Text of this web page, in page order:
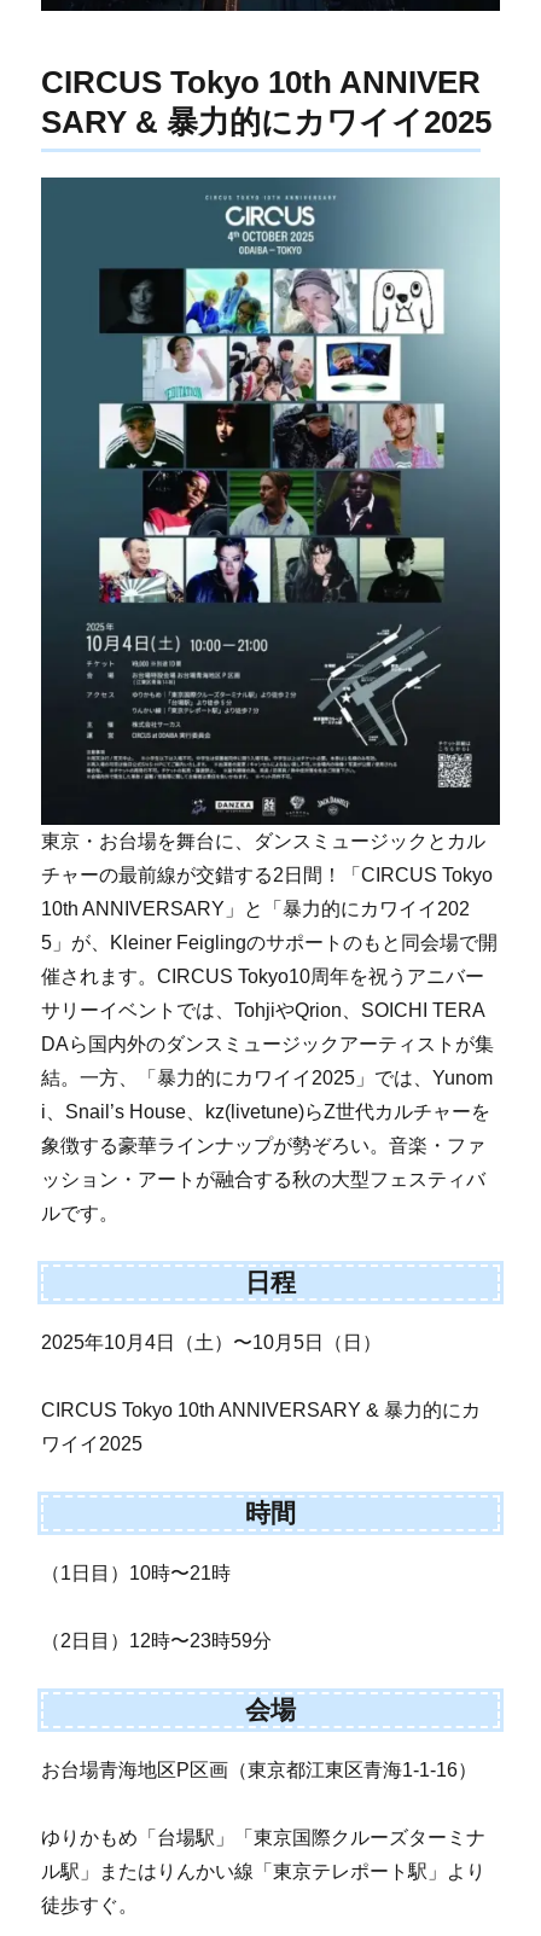
CIRCUS Tokyo 10th ANNIVER
SARY & 暴力的にカワイイ2025
東京・お台場を舞台に、ダンスミュージックとカル
チャーの最前線が交錯する2日間！「CIRCUS Tokyo
10th ANNIVERSARY」と「暴力的にカワイイ202
5」が、Kleiner Feiglingのサポートのもと同会場で開
催されます。CIRCUS Tokyo10周年を祝うアニバー
サリーイベントでは、TohjiやQrion、SOICHI TERA
DAら国内外のダンスミュージックアーティストが集
結。一方、「暴力的にカワイイ2025」では、Yunom
i、Snail’s House、kz(livetune)らZ世代カルチャーを
象徴する豪華ラインナップが勢ぞろい。音楽・ファ
ッション・アートが融合する秋の大型フェスティバ
ルです。
日程
2025年10月4日（土）〜10月5日（日）
CIRCUS Tokyo 10th ANNIVERSARY & 暴力的にカ
ワイイ2025
時間
（1日目）10時〜21時
（2日目）12時〜23時59分
会場
お台場青海地区P区画（東京都江東区青海1-1-16）
ゆりかもめ「台場駅」「東京国際クルーズターミナ
ル駅」またはりんかい線「東京テレポート駅」より
徒歩すぐ。